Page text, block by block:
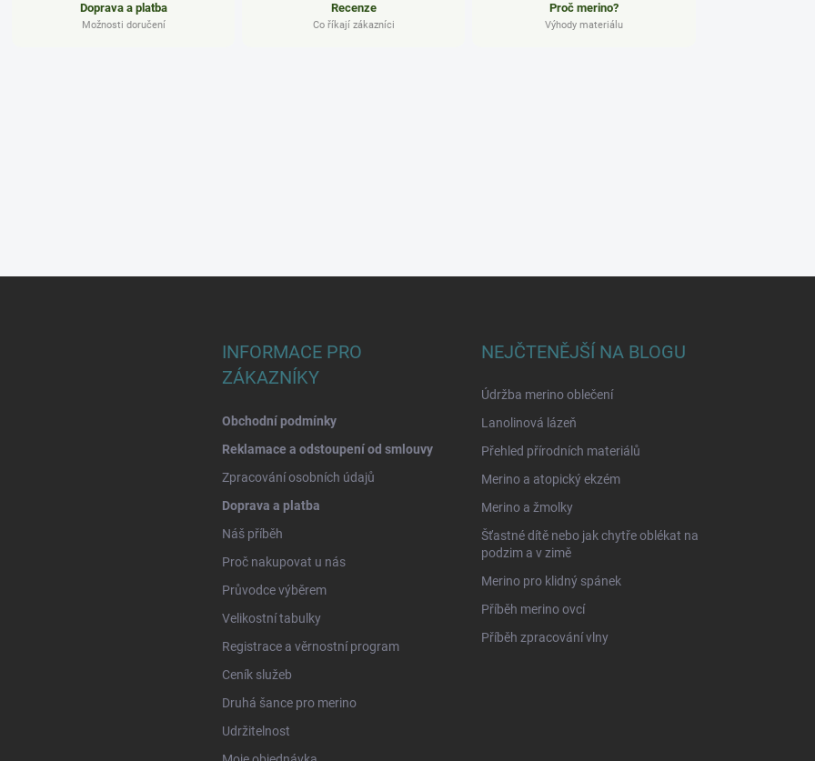
Doprava a platba
Možnosti doručení
Recenze
Co říkají zákazníci
Proč merino?
Výhody materiálu
INFORMACE PRO
ZÁKAZNÍKY
Obchodní podmínky
Reklamace a odstoupení od smlouvy
Zpracování osobních údajů
Doprava a platba
Náš příběh
Proč nakupovat u nás
Průvodce výběrem
Velikostní tabulky
Registrace a věrnostní program
Ceník služeb
Druhá šance pro merino
Udržitelnost
NEJČTENĚJŠÍ NA BLOGU
Údržba merino oblečení
Lanolinová lázeň
Přehled přírodních materiálů
Merino a atopický ekzém
Merino a žmolky
Šťastné dítě nebo jak chytře oblékat na
podzim a v zimě
Merino pro klidný spánek
Příběh merino ovcí
Příběh zpracování vlny